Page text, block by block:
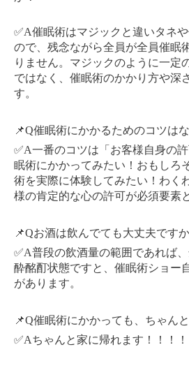
✅A催眠術はマジックと違いタネ
ので、残念ながら全員が全員催眠
りません。マジックのように一定
ではなく、催眠術のかかり方や深
す。
📌Q催眠術にかかるためのコツは
✅A一番のコツは「お客様自身の
眠術にかかってみたい！おもしろ
術を実際に体験してみたい！わく
様の肯定的な心の許可が必須要素
📌Qお酒は飲んでても大丈夫です
✅A普段の飲酒量の範囲であれば
酔酩酊状態ですと、催眠術ショー
があります。
📌Q催眠術にかかっても、ちゃん
✅Aちゃんと家に帰れます！！！！